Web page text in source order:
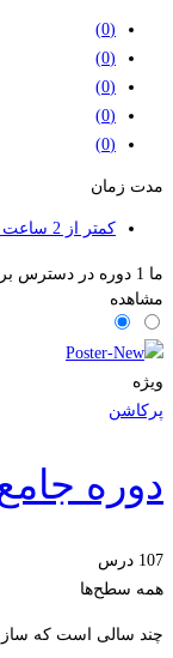
(0)
(0)
(0)
(0)
(0)
مدت زمان
کمتر از 2 ساعت
ما 1 دوره در دسترس
مشاهده
ویژه
پرکاشن
دوره
107 درس
همه سطح‌ها
چند سالی است که ساز